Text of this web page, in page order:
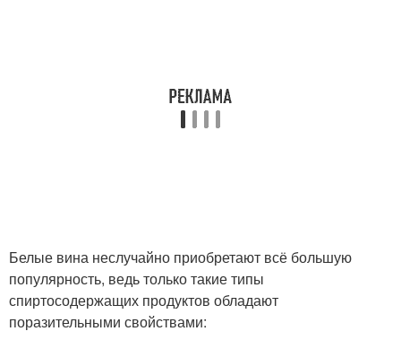
Белые вина неслучайно приобретают всё большую
популярность, ведь только такие типы
спиртосодержащих продуктов обладают
поразительными свойствами: